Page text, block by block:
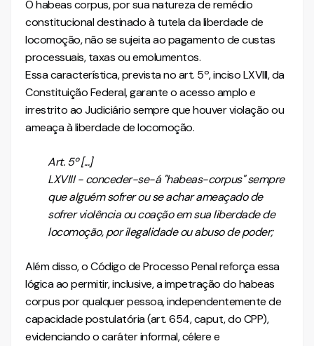
O habeas corpus, por sua natureza de remédio
constitucional destinado à tutela da liberdade de
locomoção, não se sujeita ao pagamento de custas
processuais, taxas ou emolumentos.
Essa característica, prevista no art. 5º, inciso LXVIII, da
Constituição Federal, garante o acesso amplo e
irrestrito ao Judiciário sempre que houver violação ou
ameaça à liberdade de locomoção.
Art. 5º [...]
LXVIII - conceder-se-á "habeas-corpus" sempre
que alguém sofrer ou se achar ameaçado de
sofrer violência ou coação em sua liberdade de
locomoção, por ilegalidade ou abuso de poder;
Além disso, o Código de Processo Penal reforça essa
lógica ao permitir, inclusive, a impetração do habeas
corpus por qualquer pessoa, independentemente de
capacidade postulatória (art. 654, caput, do CPP),
evidenciando o caráter informal, célere e